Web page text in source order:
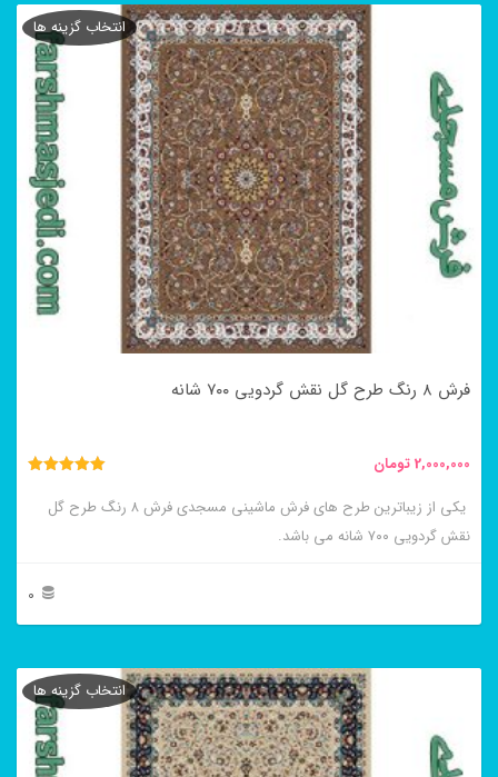
محصول
مختلفی
باشد.
گزینه
ها
صفحه
انتخاب
شوند
فرش ۸ رنگ طرح گل نقش گردویی ۷۰۰ شانه
5.00
از 5
2,000,000تومان
یکی از زیباترین طرح های فرش ماشینی مسجدی فرش ۸ رنگ طرح گل
نقش گردویی ۷۰۰ شانه می باشد.
0
انتخاب گزینه ها
محصول
انتخاب گزینه ها